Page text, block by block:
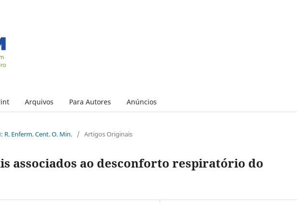
Arquivos Para Autores Anúncios
R. Enferm. Cent. O. Min. / Artigos Originais
associados ao desconforto respiratório do